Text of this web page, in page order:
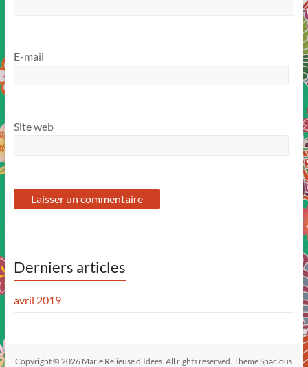
E-mail
Site web
Derniers articles
avril 2019
Copyright © 2026 Marie Relieuse d'Idées. All rights reserved. ThemeSpacious